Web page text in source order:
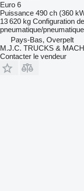
Euro 6
Puissance 490 ch (360
13 620 kg Configuration
pneumatique/pneumatique
Pays-Bas, Overpelt
M.J.C. TRUCKS &
Contacter le vendeur